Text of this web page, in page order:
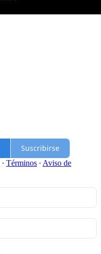
Suscribirse
∙ Términos ∙ Aviso de